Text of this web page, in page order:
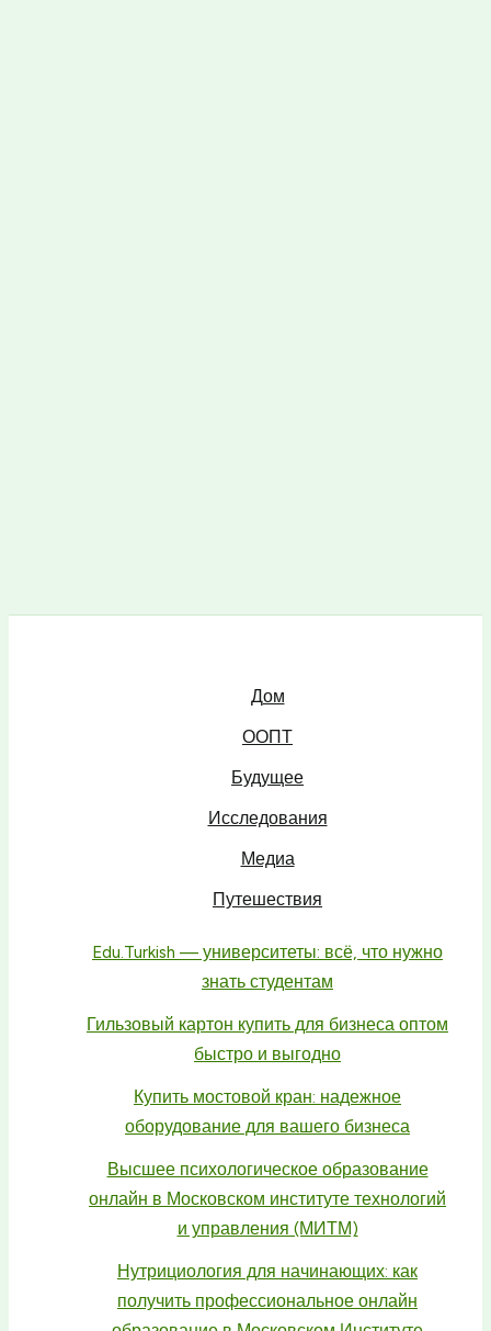
Дом
ООПТ
Будущее
Исследования
Медиа
Путешествия
Edu.Turkish — университеты: всё, что нужно
знать студентам
Гильзовый картон купить для бизнеса оптом
быстро и выгодно
Купить мостовой кран: надежное
оборудование для вашего бизнеса
Высшее психологическое образование
онлайн в Московском институте технологий
и управления (МИТМ)
Нутрициология для начинающих: как
получить профессиональное онлайн